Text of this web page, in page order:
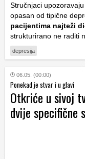
Stručnjaci
opasan od tipične
pacijentima najteži
strukturirano ne raditi
depresija
06.05. (00:00)
Ponekad je stvar i u glavi
Otkriće u sivoj
dvije specifične